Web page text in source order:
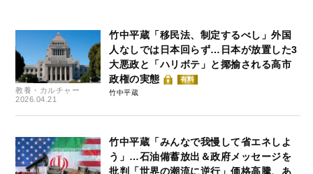
教養・カルチャー
2026.04.21
竹中平蔵「移民法、制定するべし」外国
人なしでは日本回らず…日本が放置した3
大悪政と「ハリボテ」と揶揄される高市
政権の実態
有料
竹中平蔵
竹中平蔵「みんなで我慢して省エネしよ
う」…石油備蓄放出＆政府メッセージを
批判「世界の潮流に逆行」価格高騰、あ